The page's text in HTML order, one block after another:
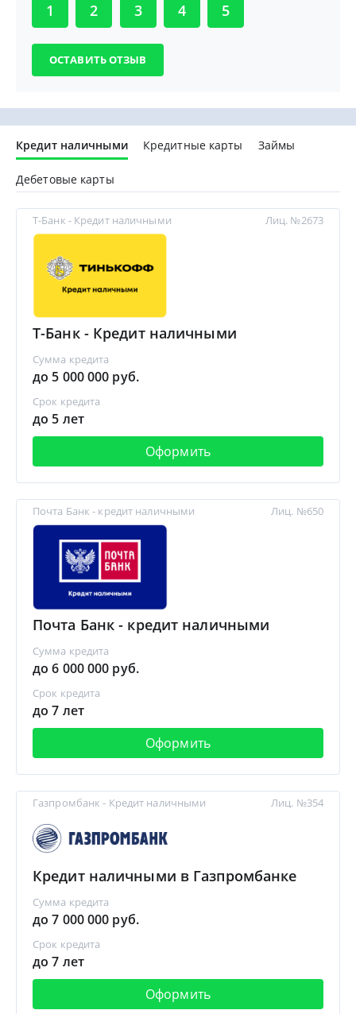
1 2 3 4 5
Кредит наличными Кредитные карты Займы
Дебетовые карты
Т-Банк - Кредит наличными
Т-Банк - Кредит наличными
Сумма кредита
до 5 000 000 руб.
Срок кредита
до 5 лет
Оформить
Лиц. №2673
Почта Банк - кредит наличными
Почта Банк - кредит наличными
Сумма кредита
до 6 000 000 руб.
Срок кредита
до 7 лет
Оформить
Лиц. №650
Газпромбанк - Кредит наличными
Кредит наличными в Газпромбанке
Сумма кредита
до 7 000 000 руб.
Срок кредита
до 7 лет
Оформить
Лиц. №354